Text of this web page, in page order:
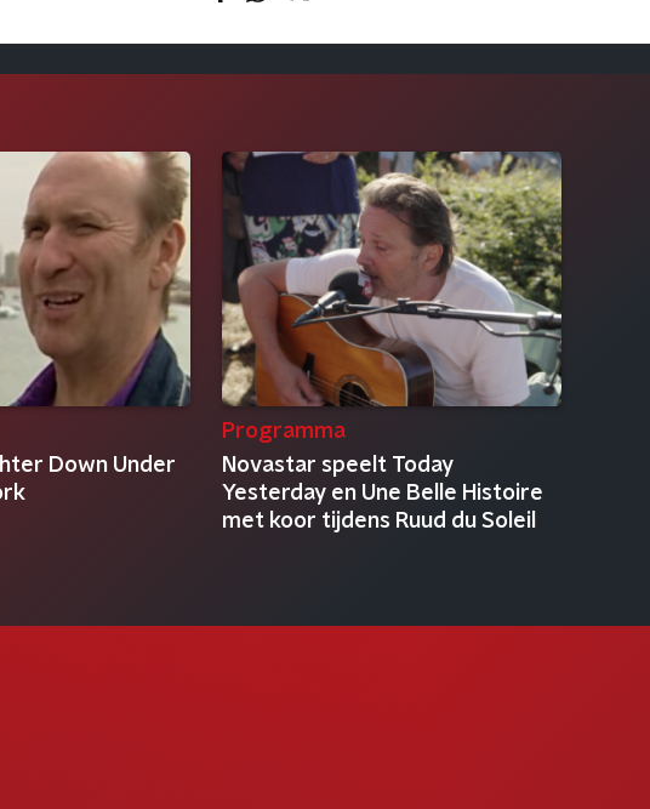
Down Under
Programma
Novastar speelt Today
Yesterday en Une Belle Histoire
met koor tijdens Ruud du Soleil